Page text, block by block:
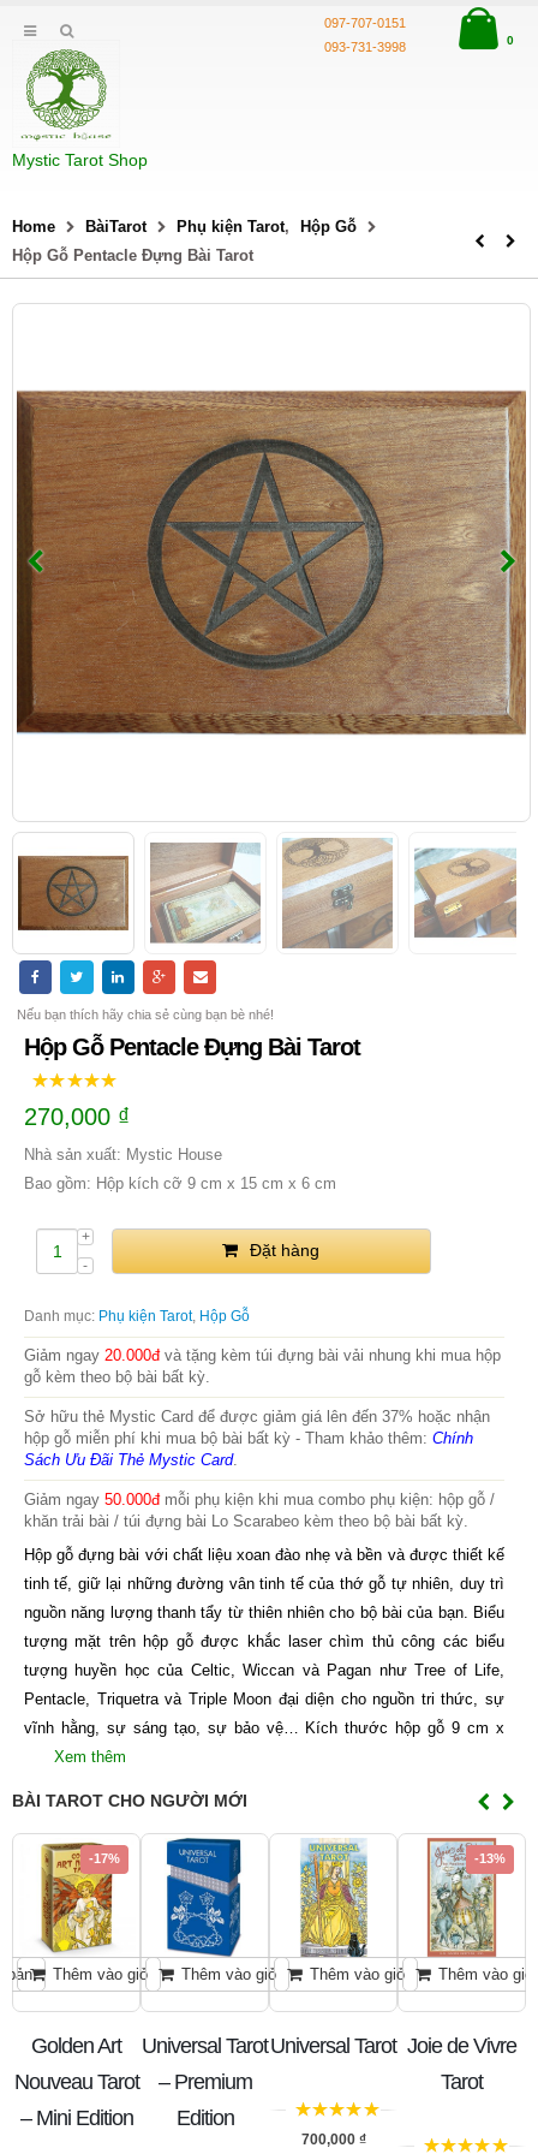
Mystic Tarot Shop
097-707-0151
093-731-3998
0
Home BàiTarot Phụ kiện Tarot,
Hộp Gỗ
Hộp Gỗ Pentacle Đựng Bài Tarot
Nếu bạn thích hãy chia sẻ cùng bạn bè nhé!
Hộp Gỗ Pentacle Đựng Bài Tarot
270,000 ₫
Nhà sản xuất: Mystic House
Bao gồm: Hộp kích cỡ 9 cm x 15 cm x 6 cm
Đặt hàng
Danh mục: Phụ kiện Tarot, Hộp Gỗ
Giảm ngay 20.000đvà tặng kèm túi đựng bài vải nhung khi mua hộp
gỗ kèm theo bộ bài bất kỳ.
Sở hữu thẻ Mystic Card để được giảm giá lên đến 37% hoặc nhận
hộp gỗ miễn phí khi mua bộ bài bất kỳ - Tham khảo thêm: Chính
Sách Ưu Đãi Thẻ Mystic Card.
Giảm ngay 50.000đmỗi phụ kiện khi mua combo phụ kiện: hộp gỗ /
khăn trải bài / túi đựng bài Lo Scarabeo kèm theo bộ bài bất kỳ.
Hộp gỗ đựng bài với chất liệu xoan đào nhẹ và bền và được thiết kế
tinh tế, giữ lại những đường vân tinh tế của thớ gỗ tự nhiên, duy trì
nguồn năng lượng thanh tẩy từ thiên nhiên cho bộ bài của bạn. Biểu
tượng mặt trên hộp gỗ được khắc laser chìm thủ công các biểu
tượng huyền học của Celtic, Wiccan và Pagan như Tree of Life,
Pentacle, Triquetra và Triple Moon đại diện cho nguồn tri thức, sự
vĩnh hằng, sự sáng tạo, sự bảo vệ… Kích thước hộp gỗ 9 cm x
Xem thêm
BÀI TAROT CHO NGƯỜI MỚI
bản
-17%
Thêm vào giỏ
Golden Art
Nouveau Tarot
– Mini Edition
Thêm vào giỏ
Universal Tarot
– Premium
Edition
Thêm vào giỏ
Universal Tarot
trên 5
700,000 ₫
-13%
Thêm vào giỏ
Joie de Vivre
Tarot